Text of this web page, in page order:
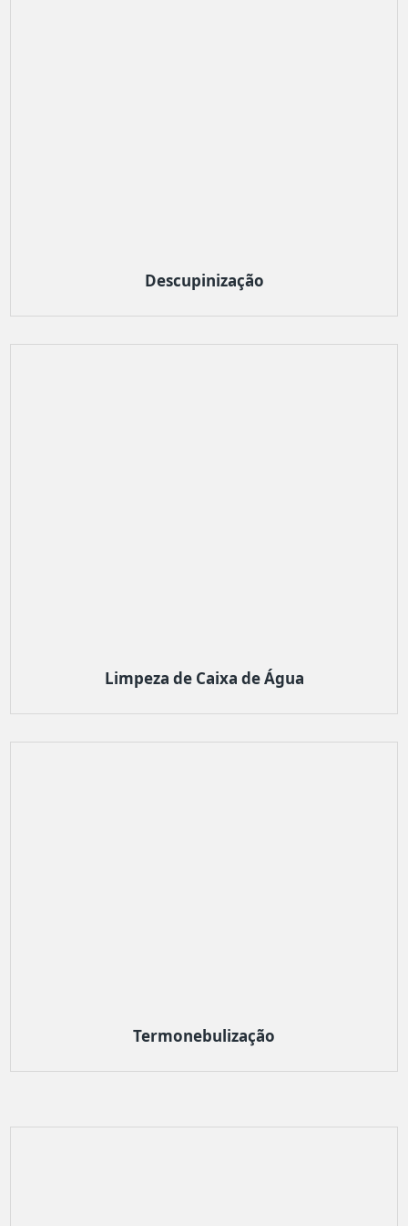
Descupinização
Limpeza de Caixa de Água
Termonebulização